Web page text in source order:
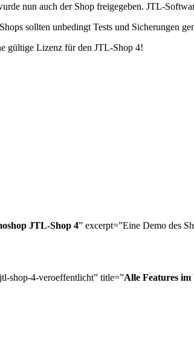
nun auch der Shop freigegeben. JTL-
sollten unbedingt Tests und Sicherungen
gültige Lizenz für den JTL-Shop 4!
JTL-Shop 4” excerpt=”Eine Demo des
shop-4-veroeffentlicht” title=”Alle Features